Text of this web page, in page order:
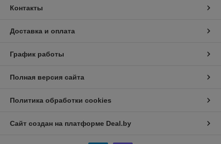
Контакты
Доставка и оплата
График работы
Полная версия сайта
Политика обработки cookies
Сайт создан на платформе Deal.by